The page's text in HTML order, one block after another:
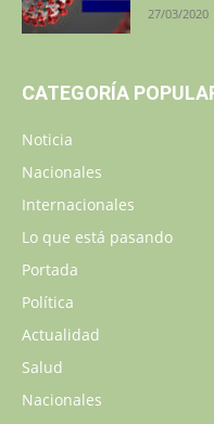
27/03/2020
CATEGORÍA
Noticia
Nacionales
Internacionales
Lo que está pasando
Portada
Política
Actualidad
Salud
Nacionales